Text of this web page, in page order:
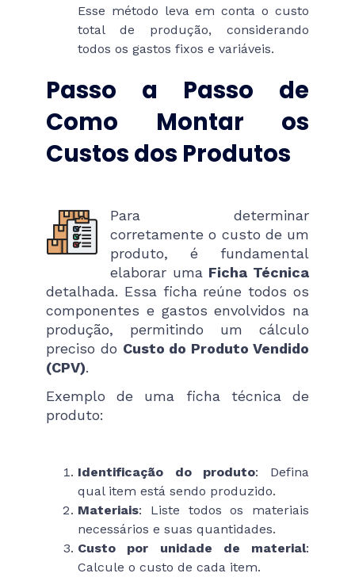
Esse método leva em conta o custo
total de produção, considerando
todos os gastos fixos e variáveis.
Passo a Passo de
Como Montar os
Custos dos Produtos
Para determinar
corretamente o custo de um
produto, é fundamental
elaborar uma Ficha Técnica
detalhada. Essa ficha reúne todos os
componentes e gastos envolvidos na
produção, permitindo um cálculo
preciso do Custo do Produto Vendido
(CPV).
Exemplo de uma ficha técnica de
produto:
Identificação do produto: Defina
qual item está sendo produzido.
Materiais: Liste todos os materiais
necessários e suas quantidades.
Custo por unidade de material:
Calcule o custo de cada item.